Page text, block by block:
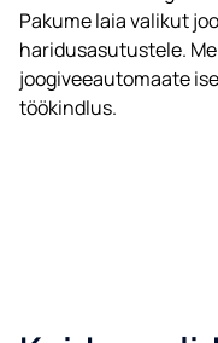
Pakume laia valikut
haridusasutustele.
joogiveeautomaate
töökindlus.